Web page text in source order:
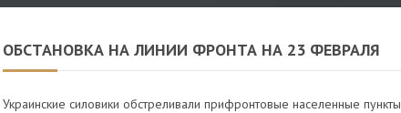
ОБСТАНОВКА НА ЛИНИИ ФРОНТА НА 23 ФЕВРАЛЯ
Украинские силовики обстреливали прифронтовые населенные пункты